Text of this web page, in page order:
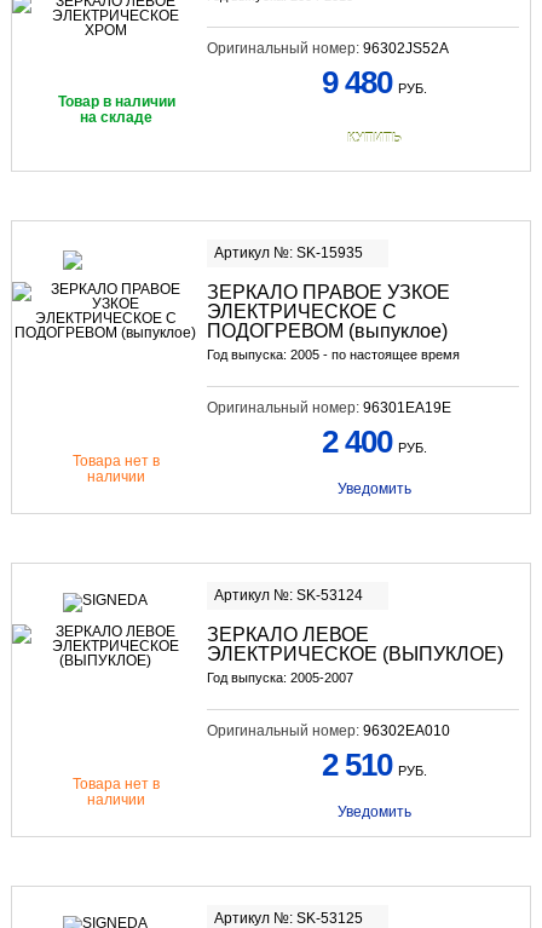
Оригинальный номер: 96302JS52A
Товар в наличии
на складе
9 480 РУБ.
КУПИТЬ
Артикул №: SK-15935
ЗЕРКАЛО ПРАВОЕ УЗКОЕ
ЭЛЕКТРИЧЕСКОЕ С
ПОДОГРЕВОМ (выпуклое)
Год выпуска: 2005 - по настоящее время
Оригинальный номер: 96301EA19E
Товара нет в
наличии
2 400 РУБ.
Уведомить
Артикул №: SK-53124
ЗЕРКАЛО ЛЕВОЕ
ЭЛЕКТРИЧЕСКОЕ (ВЫПУКЛОЕ)
Год выпуска: 2005-2007
Оригинальный номер: 96302EA010
Товара нет в
наличии
2 510 РУБ.
Уведомить
Артикул №: SK-53125